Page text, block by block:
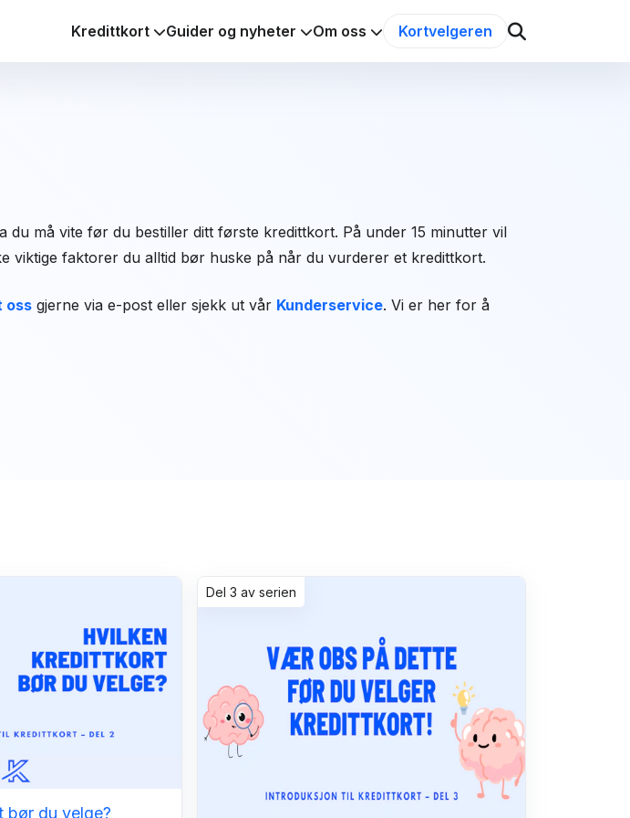
Kredittkort Guider og nyheter Om oss Kortvelgeren
må vite før du bestiller ditt første kredittkort. På under 15 minutter vil
faktorer du alltid bør huske på når du vurderer et kredittkort.
oss gjerne via e-post eller sjekk ut vår Kunderservice. Vi er her for å
bør du velge?
Del 3 av serien